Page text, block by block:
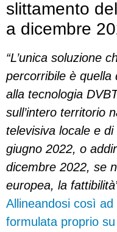
slittamento
a dicembre
“L’unica soluzione
percorribile è quella
alla tecnologia
sull’intero territorio
televisiva locale e
giugno 2022, o
dicembre 2022, se
europea, la
Allineandosi così ad
formulata proprio